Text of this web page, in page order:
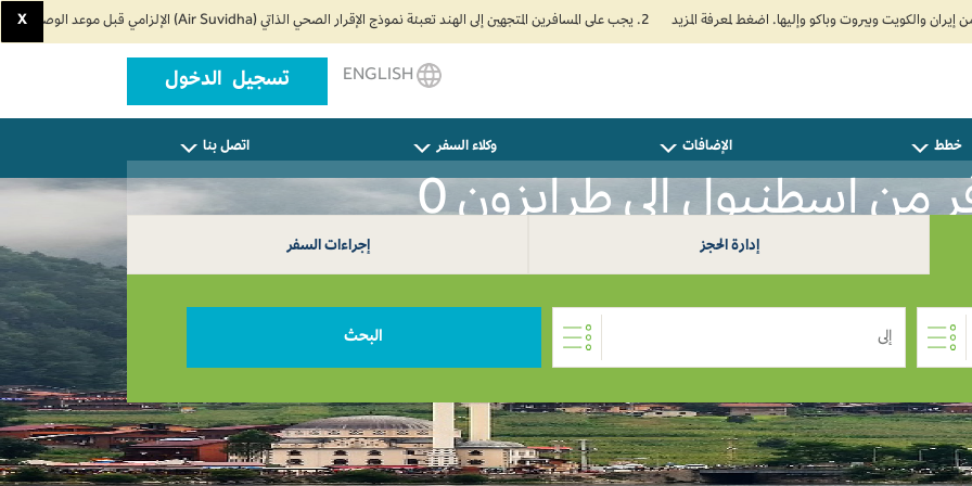
2. يجب على المسافرين المتجهين إلى الهند تعبئة نموذج الإقرار الصحي الذاتي (Air Suvidha) الإلزامي قبل موعد الوصول بـ 24 ساعة على الأقل. اضغط هنا للدخول إلى بوابة Air Suvidha. X
تسجيل الدخول
خطط الإضافات وكلاء السفر اتصل بنا
من إسطنبول إلى طرابزون 0
إدارة الحجز إجراءات السفر
إلى البحث